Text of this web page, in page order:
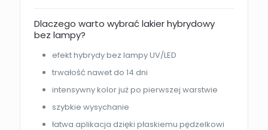
Dlaczego warto wybrać lakier hybrydowy
bez lampy?
efekt hybrydy bez lampy UV/LED
trwałość nawet do 14 dni
intensywny kolor już po pierwszej warstwie
szybkie wysychanie
łatwa aplikacja dzięki płaskiemu pędzelkowi